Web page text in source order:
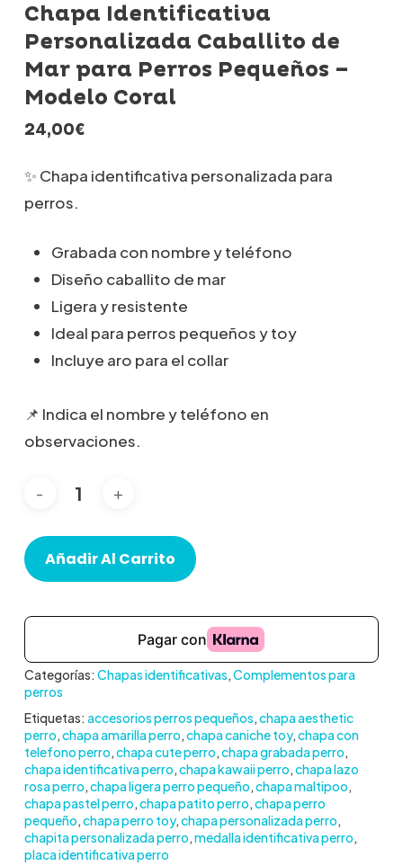
Chapa Identificativa
Personalizada Caballito de
Mar para Perros Pequeños –
Modelo Coral
24,00€
✨ Chapa identificativa personalizada para
perros.
Grabada con nombre y teléfono
Diseño caballito de mar
Ligera y resistente
Ideal para perros pequeños y toy
Incluye aro para el collar
📌 Indica el nombre y teléfono en
observaciones.
Añadir Al Carrito
Categorías: Chapas identificativas,Complementos para
perros
Etiquetas: accesorios perros pequeños,chapa aesthetic
perro,chapa amarilla perro,chapa caniche toy,chapa con
telefono perro,chapa cute perro,chapa grabada perro,
chapa identificativa perro,chapa kawaii perro,chapa lazo
rosa perro,chapa ligera perro pequeño,chapa maltipoo,
chapa pastel perro,chapa patito perro,chapa perro
pequeño,chapa perro toy,chapa personalizada perro,
chapita personalizada perro,medalla identificativa perro,
placa identificativa perro